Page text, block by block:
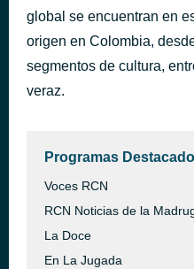
global se encuentran en
origen en Colombia,
segmentos de cultura,
veraz.
Programas
Voces RCN
RCN Noticias de la
La Doce
En La Jugada